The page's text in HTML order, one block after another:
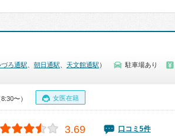
づろ通駅 朝日通駅 天文館通駅 ） 駐車場あり
〜） 女医在籍
3.69 口コミ5件